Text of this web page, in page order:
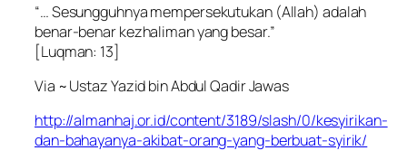
“… Sesungguhnya mempersekutukan (Allah) adalah
benar-benar kezhaliman yang besar.”
[Luqman: 13]
Via ~ Ustaz Yazid bin Abdul Qadir Jawas
http://almanhaj.or.id/content/3189/slash/0/kesyirikan-
dan-bahayanya-akibat-orang-yang-berbuat-syirik/